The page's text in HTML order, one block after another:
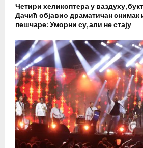
Четири хеликоптера у ваздуху,
Дачић објавио драматичан снимак
пешчаре: Уморни су, али не стају